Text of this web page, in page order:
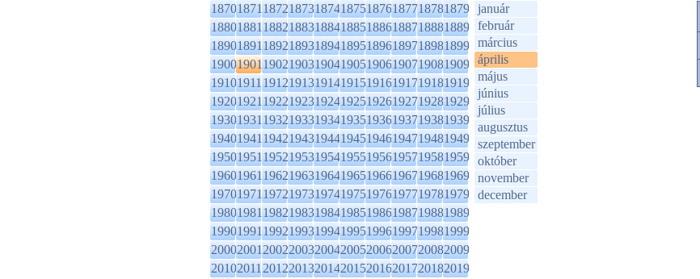
1870187118721873187418751876187718781879
1880188118821883188418851886188718881889
1890189118921893189418951896189718981899
1900190119021903190419051906190719081909
1910191119121913191419151916191719181919
1920192119221923192419251926192719281929
1930193119321933193419351936193719381939
1940194119421943194419451946194719481949
1950195119521953195419551956195719581959
1960196119621963196419651966196719681969
1970197119721973197419751976197719781979
1980198119821983198419851986198719881989
1990199119921993199419951996199719981999
2000200120022003200420052006200720082009
2010201120122013201420152016201720182019
január
február
március
április
május
június
július
augusztus
szeptember
október
november
december